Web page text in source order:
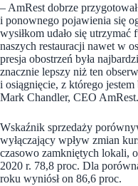
– AmRest dobrze
i ponownego pojawienia się
wysiłkom udało się
naszych restauracji nawet w
presja obostrzeń była
znacznie lepszy niż ten
i osiągnięcie, z którego
Mark Chandler, CEO AmRest.
Wskaźnik sprzedaży
wyłączający wpływ zmian
czasowo zamkniętych lokali,
2020 r. 78,8 proc. Dla
roku wyniósł on 86,6 proc.